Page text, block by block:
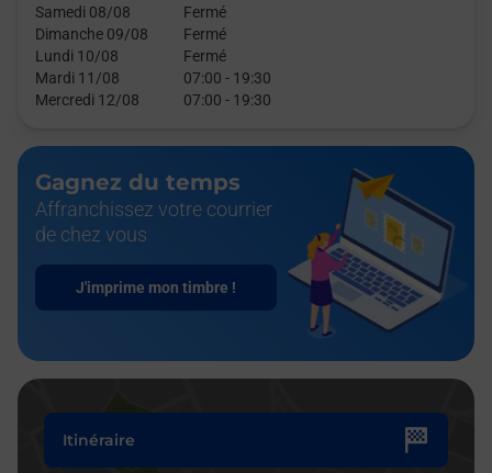
Samedi 08/08
Fermé
Dimanche 09/08
Fermé
Lundi 10/08
Fermé
Mardi 11/08
07:00 - 19:30
Mercredi 12/08
07:00 - 19:30
Gagnez du temps
Affranchissez votre courrier
de chez vous
J'imprime mon timbre !
Itinéraire